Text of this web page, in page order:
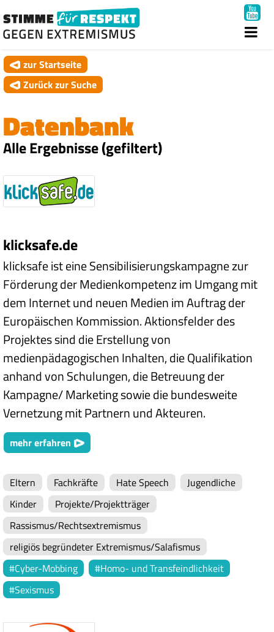
zur Startseite
Datenbank
Zurück zur Suche
Alle Ergebnisse (gefiltert)
klicksafe.de
klicksafe ist eine Sensibilisierungskampagne zur
Förderung der Medienkompetenz im Umgang mit
dem Internet und neuen Medien im Auftrag der
Europäischen Kommission. Aktionsfelder des
Projektes sind die Erstellung von
medienpädagogischen Inhalten, die Qualifikation
anhand von Schulungen, die Betreuung der
Kampagne/ Marketing sowie die bundesweite
Vernetzung mit Partnern und Akteuren.
mehr erfahren
Eltern Fachkräfte Hate Speech
Jugendliche
Kinder
Projekte/Projektträger
Rassismus/Rechtsextremismus
religiös begründeter Extremismus/Salafismus
Cyber-Mobbing
Homo- und Transfeindlichkeit
Sexismus